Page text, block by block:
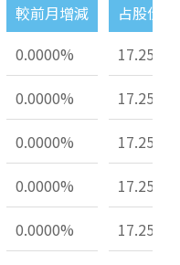
較前月增減
占股份
0.0000%
17.25%
0.0000%
17.25%
0.0000%
17.25%
0.0000%
17.25%
0.0000%
17.25%